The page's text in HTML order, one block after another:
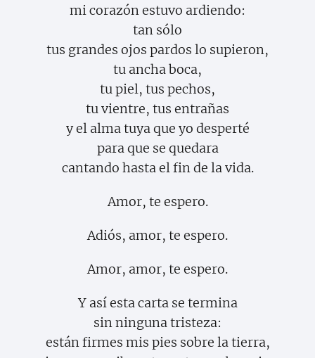
mi corazón estuvo ardiendo:
tan sólo
tus grandes ojos pardos lo supieron,
tu ancha boca,
tu piel, tus pechos,
tu vientre, tus entrañas
y el alma tuya que yo desperté
para que se quedara
cantando hasta el fin de la vida.
Amor, te espero.
Adiós, amor, te espero.
Amor, amor, te espero.
Y así esta carta se termina
sin ninguna tristeza:
están firmes mis pies sobre la tierra,